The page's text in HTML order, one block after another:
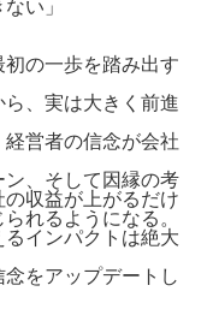
い」
の一歩を踏み出す
、実は大きく前進
営者の信念が会社
、そして因縁の考
収益が上がるだけ
れるようになる。
インパクトは絶大
をアップデートし